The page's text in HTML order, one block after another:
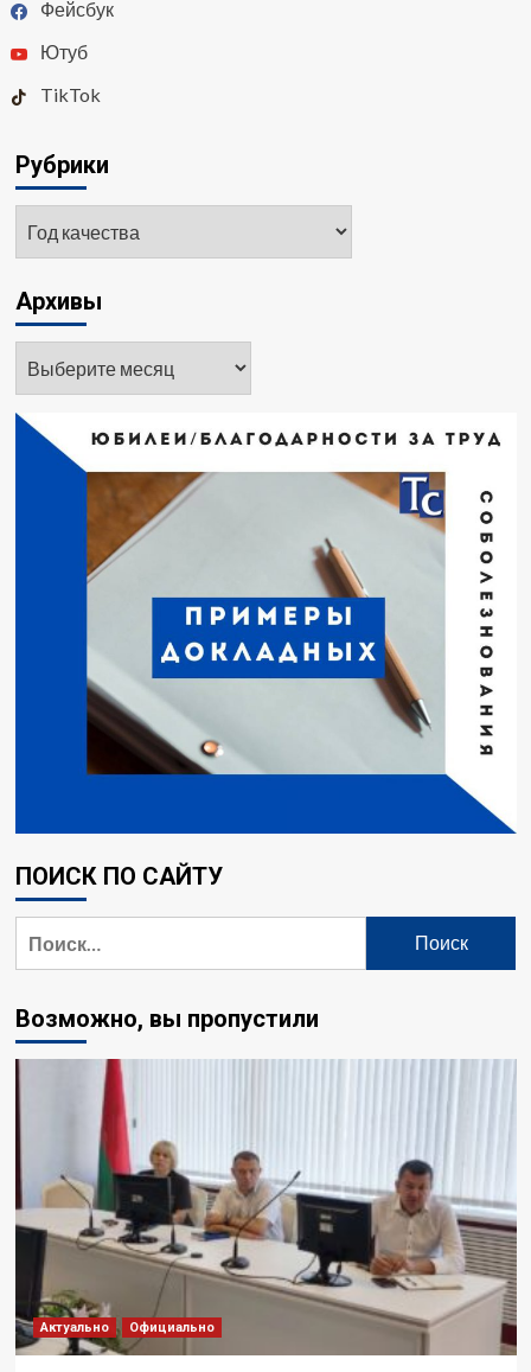
Фейсбук
Ютуб
TikTok
Рубрики
Архивы
ПОИСК ПО САЙТУ
Возможно, вы пропустили
Актуально Официально